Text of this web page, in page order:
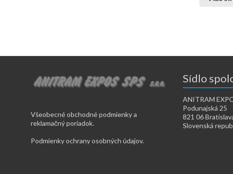
Všeobecné obchodné podmienky a
reklamačný poriadok.
Podmienky ochrany osobných údajov.
Sídlo
ANITRAM
Podunajská 25
821 06
Slovenská